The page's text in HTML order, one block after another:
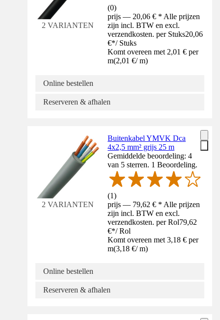
2 VARIANTEN
(0)
prijs — 20,06 € * Alle prijzen
zijn incl. BTW en excl.
verzendkosten. per Stuks20,06
€*/ Stuks
Komt overeen met 2,01 € per
m(2,01 €/ m)
Online bestellen
Reserveren & afhalen
2 VARIANTEN
Buitenkabel YMVK Dca
4x2,5 mm² grijs 25 m
Gemiddelde beoordeling: 4
van 5 sterren. 1 Beoordeling.
(1)
prijs — 79,62 € * Alle prijzen
zijn incl. BTW en excl.
verzendkosten. per Rol79,62
€*/ Rol
Komt overeen met 3,18 € per
m(3,18 €/ m)
Online bestellen
Reserveren & afhalen